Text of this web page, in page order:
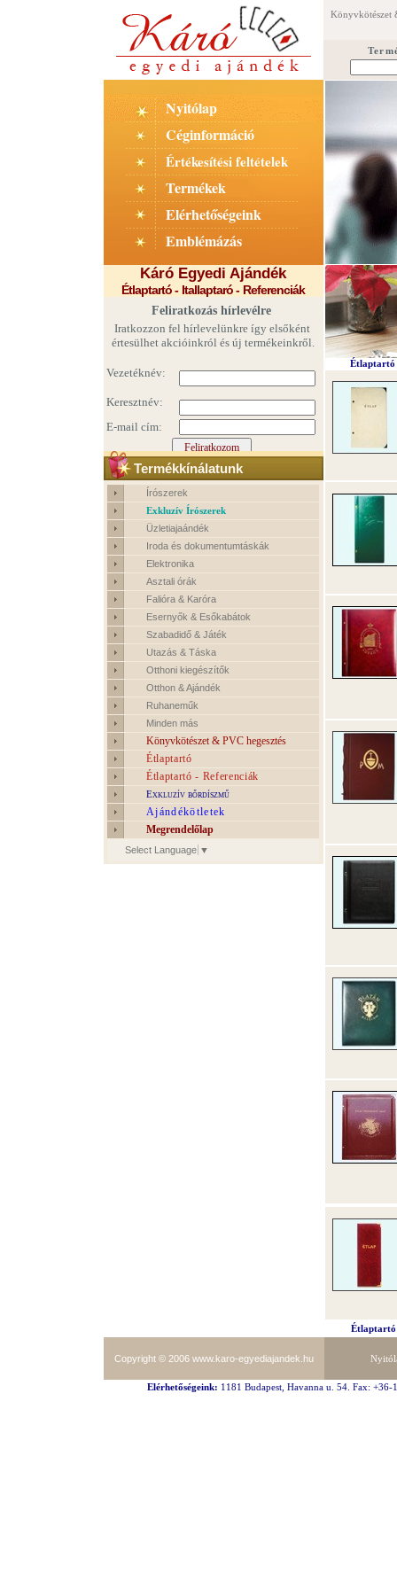
Könyvkötészet
Nyitólap
Céginformáció
Értékesítési feltételek
Termékek
Elérhetőségeink
Emblémázás
Káró Egyedi Ajándék
Étlaptartó - Itallaptaró - Referenciák
Feliratkozás hírlevélre
Iratkozzon fel hírlevelünkre így elsőként
értesülhet akcióinkról és új termékeinkről.
Termékkínálatunk
Írószerek
Exkluzív Írószerek
Üzletiajaándék
Iroda és dokumentumtáskák
Elektronika
Asztali órák
Falióra & Karóra
Esernyők & Esőkabátok
Szabadidő & Játék
Utazás & Táska
Otthoni kiegészítők
Otthon & Ajándék
Ruhaneműk
Minden más
Könyvkötészet & PVC hegesztés
Étlaptartó
Étlaptartó - Referenciák
Exkluzív bőrdíszmű
Ajándékötletek
Megrendelőlap
Select Language ▼
Étlaptartó
Étlaptartó
Copyright © 2006 www.karo-egyediajandek.hu
Elérhetőségeink: 1181 Budapest, Havanna u. 54. Fax: